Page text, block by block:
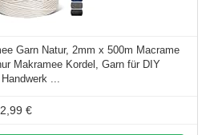
Garn Natur, 2mm x 500m Macrame
Makramee Kordel, Garn für DIY
Handwerk ...
€